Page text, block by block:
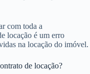
com toda a
locação é um erro
na locação do imóvel.
de locação?